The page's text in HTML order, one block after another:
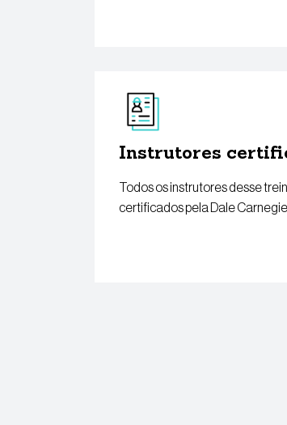
Instrutores
Todos os instrutores desse
certificados pela Dale Carnegie.